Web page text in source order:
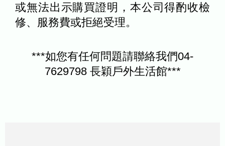
或無法出示購買證明，本公司得酌收檢
修、服務費或拒絕受理。
***如您有任何問題請聯絡我們04-
7629798 長穎戶外生活館***